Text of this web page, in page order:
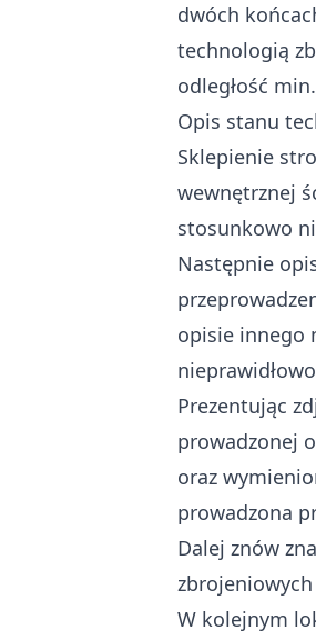
dwóch
technologią
odległość
Opis stanu
Sklepienie
wewnętrznej
stosunkowo
Następnie
opisie innego
Prezentując
prowadzonej
oraz
prowadzona
Dalej znów
W kolejnym